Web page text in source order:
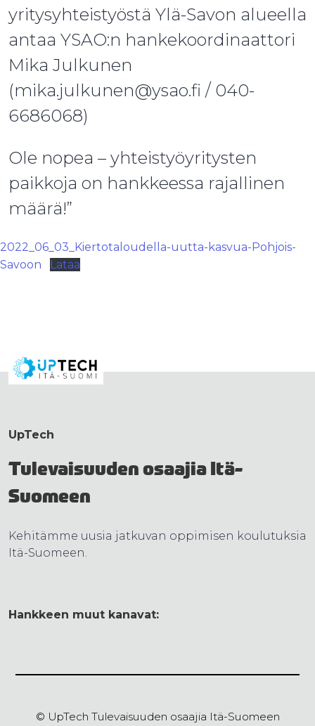
yritysyhteistyöstä Ylä-Savon alueella
antaa YSAO:n hankekoordinaattori
Mika Julkunen
(mika.julkunen@ysao.fi / 040-
6686068)
Ole nopea – yhteistyöyritysten
paikkoja on hankkeessa rajallinen
määrä!”
2022_06_03_Kiertotaloudella-uutta-kasvua-Pohjois-
Savoon
Lataa
UpTech
Tulevaisuuden osaajia Itä-
Suomeen
Kehitämme uusia jatkuvan oppimisen koulutuksia
Itä-Suomeen.
Hankkeen muut kanavat:
© UpTech Tulevaisuuden osaajia Itä-Suomeen